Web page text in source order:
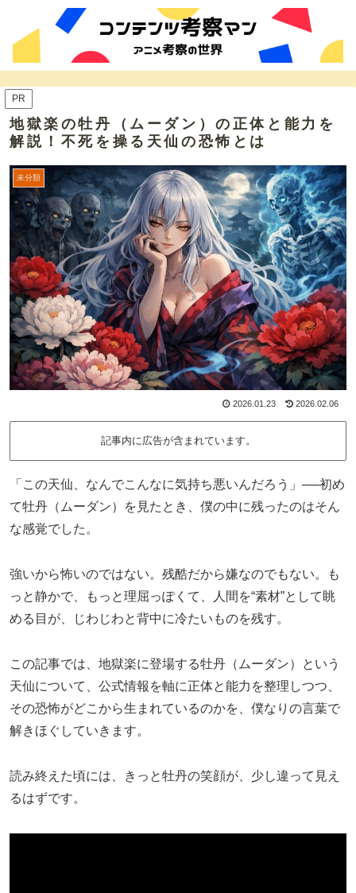
PR
地獄楽の牡丹（ムーダン）の正体と能力を
解説！不死を操る天仙の恐怖とは
未分類
2026.01.23 2026.02.06
記事内に広告が含まれています。
「この天仙、なんでこんなに気持ち悪いんだろう」──初め
て牡丹（ムーダン）を見たとき、僕の中に残ったのはそん
な感覚でした。
強いから怖いのではない。残酷だから嫌なのでもない。も
っと静かで、もっと理屈っぽくて、人間を“素材”として眺
める目が、じわじわと背中に冷たいものを残す。
この記事では、地獄楽に登場する牡丹（ムーダン）という
天仙について、公式情報を軸に正体と能力を整理しつつ、
その恐怖がどこから生まれているのかを、僕なりの言葉で
解きほぐしていきます。
読み終えた頃には、きっと牡丹の笑顔が、少し違って見え
るはずです。